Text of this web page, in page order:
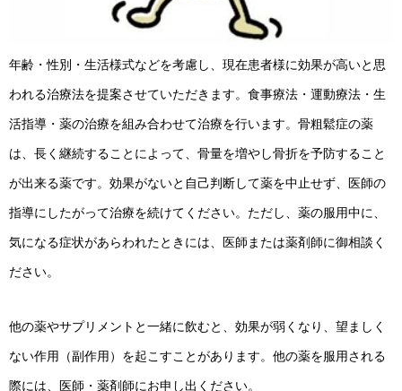
年齢・性別・生活様式などを考慮し、現在患者様に効果が高いと思
われる治療法を提案させていただきます。食事療法・運動療法・生
活指導・薬の治療を組み合わせて治療を行います。骨粗鬆症の薬
は、長く継続することによって、骨量を増やし骨折を予防すること
が出来る薬です。効果がないと自己判断して薬を中止せず、医師の
指導にしたがって治療を続けてください。ただし、薬の服用中に、
気になる症状があらわれたときには、医師または薬剤師に御相談く
ださい。
他の薬やサプリメントと一緒に飲むと、効果が弱くなり、望ましく
ない作用（副作用）を起こすことがあります。他の薬を服用される
際には、医師・薬剤師にお申し出ください。